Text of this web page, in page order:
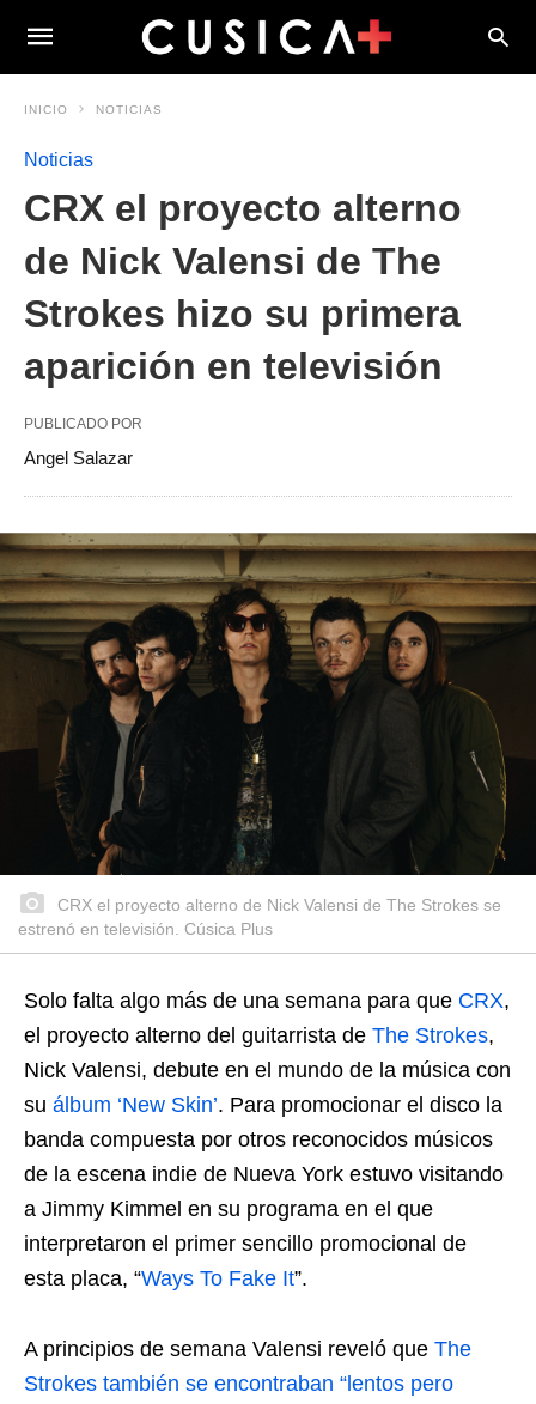
INICIO NOTICIAS
Noticias
CRX el proyecto alterno
de Nick Valensi de The
Strokes hizo su primera
aparición en televisión
PUBLICADO POR
Angel Salazar
CRX el proyecto alterno de Nick Valensi de The Strokes se
estrenó en televisión. Cúsica Plus
Solo falta algo más de una semana para que CRX,
el proyecto alterno del guitarrista de The Strokes,
Nick Valensi, debute en el mundo de la música con
su álbum ‘New Skin’. Para promocionar el disco la
banda compuesta por otros reconocidos músicos
de la escena indie de Nueva York estuvo visitando
a Jimmy Kimmel en su programa en el que
interpretaron el primer sencillo promocional de
esta placa, “Ways To Fake It”.
A principios de semana Valensi reveló que The
Strokes también se encontraban “lentos pero